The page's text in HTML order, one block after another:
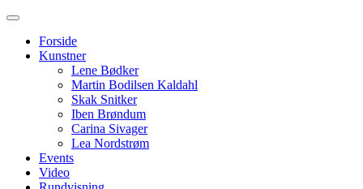
Forside
Kunstner
Lene Bødker
Martin Bodilsen Kaldahl
Skak Snitker
Iben Brøndum
Carina Sivager
Lea Nordstrøm
Events
Video